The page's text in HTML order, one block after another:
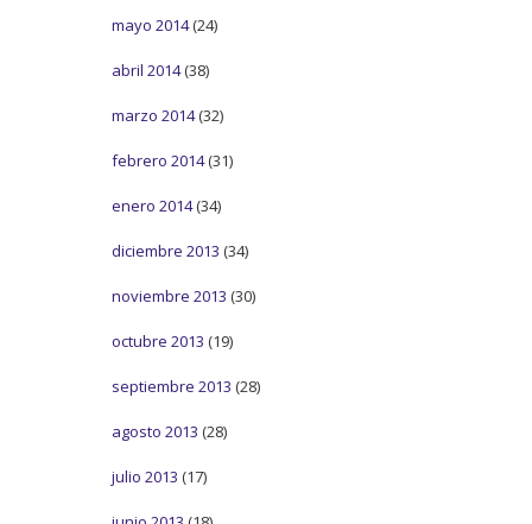
mayo 2014(24)
abril 2014(38)
marzo 2014(32)
febrero 2014(31)
enero 2014(34)
diciembre 2013 (34)
noviembre 2013 (30)
octubre 2013 (19)
septiembre 2013 (28)
agosto 2013 (28)
julio 2013 (17)